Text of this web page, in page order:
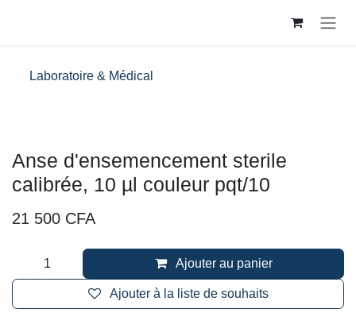
Laboratoire & Médical
Anse d'ensemencement sterile
calibrée, 10 µl couleur pqt/10
21 500 CFA
Ajouter au panier
Ajouter à la liste de souhaits